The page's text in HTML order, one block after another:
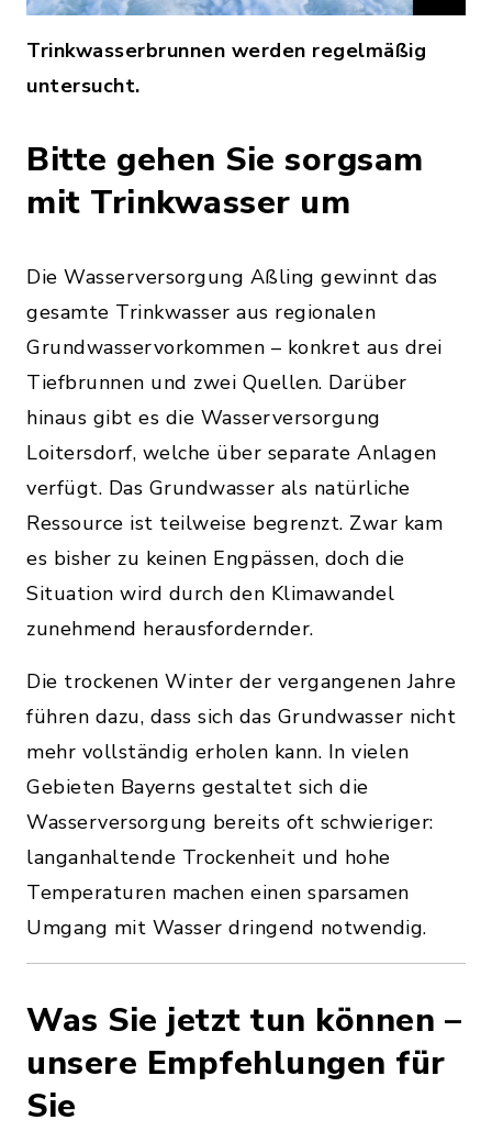
Trinkwasserbrunnen werden regelmäßig
untersucht.
Bitte gehen Sie sorgsam
mit Trinkwasser um
Die Wasserversorgung Aßling gewinnt das
gesamte Trinkwasser aus regionalen
Grundwasservorkommen – konkret aus drei
Tiefbrunnen und zwei Quellen. Darüber
hinaus gibt es die Wasserversorgung
Loitersdorf, welche über separate Anlagen
verfügt. Das Grundwasser als natürliche
Ressource ist teilweise begrenzt. Zwar kam
es bisher zu keinen Engpässen, doch die
Situation wird durch den Klimawandel
zunehmend herausfordernder.
Die trockenen Winter der vergangenen Jahre
führen dazu, dass sich das Grundwasser nicht
mehr vollständig erholen kann. In vielen
Gebieten Bayerns gestaltet sich die
Wasserversorgung bereits oft schwieriger:
langanhaltende Trockenheit und hohe
Temperaturen machen einen sparsamen
Umgang mit Wasser dringend notwendig.
Was Sie jetzt tun können –
unsere Empfehlungen für
Sie